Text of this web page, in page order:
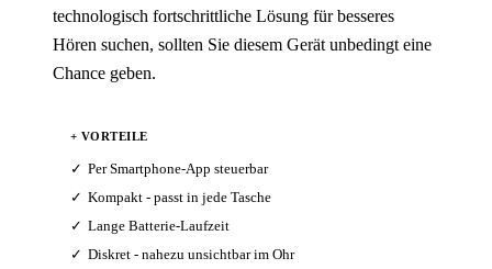
technologisch fortschrittliche Lösung für besseres
Hören suchen, sollten Sie diesem Gerät unbedingt eine
Chance geben.
+ VORTEILE
Per Smartphone-App steuerbar
Kompakt - passt in jede Tasche
Lange Batterie-Laufzeit
Diskret - nahezu unsichtbar im Ohr